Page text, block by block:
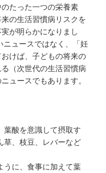
たった一つの栄養素
の生活習慣病リスクを
が明らかになりまし
ニュースではなく、「妊
けば、子どもの将来の
（次世代の生活習慣病
ュースでもあります。
葉酸を意識して摂取す
草、枝豆、レバーなど
うに、食事に加えて葉